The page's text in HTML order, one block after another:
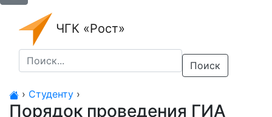
ЧГК «Рост»
Поиск
› Студенту ›
Порядок проведения ГИА